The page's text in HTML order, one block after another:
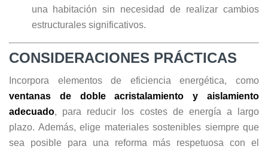
una habitación sin necesidad de realizar cambios
estructurales significativos.
CONSIDERACIONES PRÁCTICAS
Incorpora elementos de eficiencia energética, como
ventanas de doble acristalamiento y aislamiento
adecuado, para reducir los costes de energía a largo
plazo. Además, elige materiales sostenibles siempre que
sea posible para una reforma más respetuosa con el